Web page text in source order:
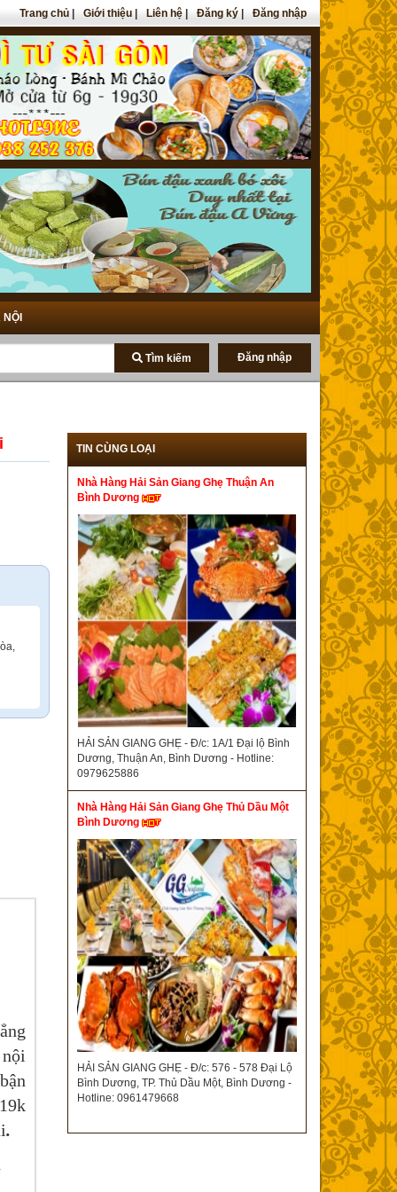
Trang chủ Giới thiệu Liên hệ Đăng ký Đăng nhập
Tìm kiếm Đăng nhập
.
TIN CÙNG LOẠI
Nhà Hàng Hải Sản Giang Ghẹ Thuận An
Bình Dương
HẢI SẢN GIANG GHẸ - Đ/c: 1A/1 Đại lộ Bình
Dương, Thuận An, Bình Dương - Hotline:
0979625886
Nhà Hàng Hải Sản Giang Ghẹ Thủ Dầu Một
Bình Dương
HẢI SẢN GIANG GHẸ - Đ/c: 576 - 578 Đại Lộ
Bình Dương, TP. Thủ Dầu Một, Bình Dương -
Hotline: 0961479668